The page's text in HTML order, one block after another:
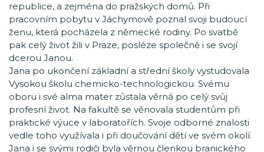
republice, a zejména do pražských domů. Při
pracovním pobytu v Jáchymově poznal svoji budoucí
ženu, která pocházela z německé rodiny. Po svatbě
pak celý život žili v Praze, posléze společně i se svojí
dcerou Janou.
Jana po ukončení základní a střední školy vystudovala
Vysokou školu chemicko-technologickou. Svému
oboru i své alma mater zůstala věrná po celý svůj
profesní život. Na fakultě se věnovala studentům při
praktické výuce v laboratořích. Svoje odborné znalosti
vedle toho využívala i při doučování dětí ve svém okolí.
Jana i se svými rodiči byla věrnou členkou branického